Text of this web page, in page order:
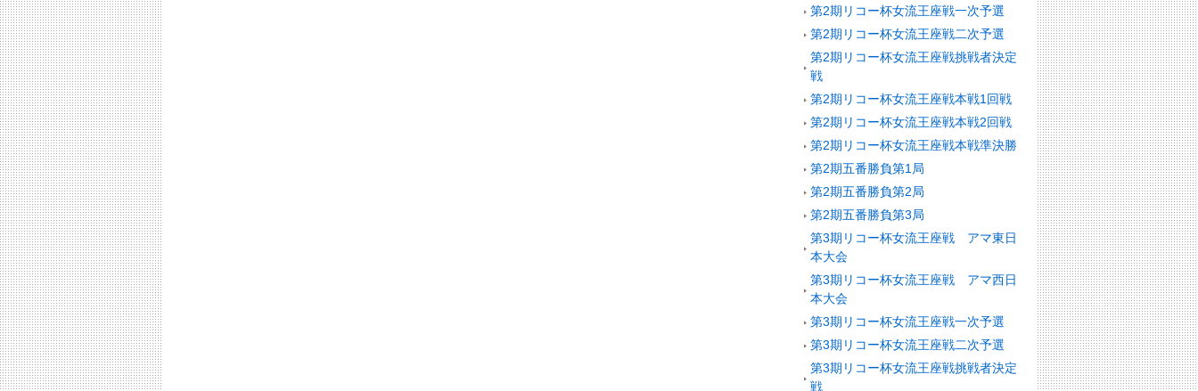
第2期リコー杯女流王座戦一次予選
第2期リコー杯女流王座戦二次予選
第2期リコー杯女流王座戦挑戦者決定
戦
第2期リコー杯女流王座戦本戦1回戦
第2期リコー杯女流王座戦本戦2回戦
第2期リコー杯女流王座戦本戦準決勝
第2期五番勝負第1局
第2期五番勝負第2局
第2期五番勝負第3局
第3期リコー杯女流王座戦 アマ東日
本大会
第3期リコー杯女流王座戦 アマ西日
本大会
第3期リコー杯女流王座戦一次予選
第3期リコー杯女流王座戦二次予選
第3期リコー杯女流王座戦挑戦者決定
戦